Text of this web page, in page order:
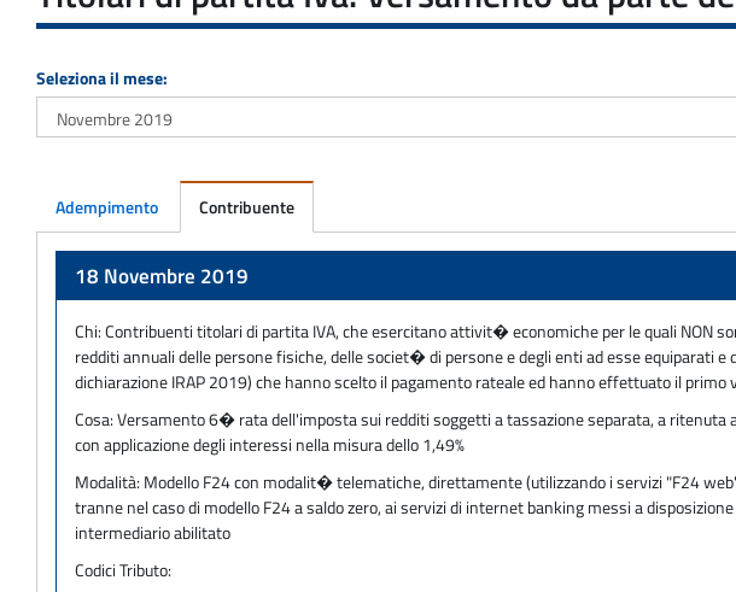
Seleziona il mese:
Adempimento Contribuente
18 Novembre 2019
Chi:Contribuenti titolari di partita IVA, che esercitano attivit� economiche per le quali
redditi annuali delle persone fisiche, delle societ� di persone e degli enti ad esse equiparati
dichiarazione IRAP 2019) che hanno scelto il pagamento rateale ed hanno effettuato il
Cosa:Versamento 6� rata dell'imposta sui redditi soggetti a tassazione separata, a
con applicazione degli interessi nella misura dello 1,49%
Modalità: Modello F24 con modalit� telematiche, direttamente (utilizzando i servizi "F24
tranne nel caso di modello F24 a saldo zero, ai servizi di internet banking messi a
intermediario abilitato
Codici Tributo: